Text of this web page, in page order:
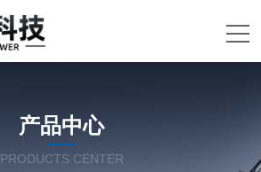
产品中心
PRODUCTS CENTER